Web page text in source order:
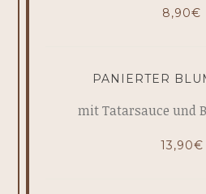
8,90€
PANIERTER
mit Tatarsauce und
13,90€